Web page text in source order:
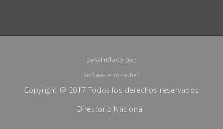
Desarrollado por:
Software-zone.net
Copyright @ 2017 Todos los derechos reservados
Directorio Nacional.